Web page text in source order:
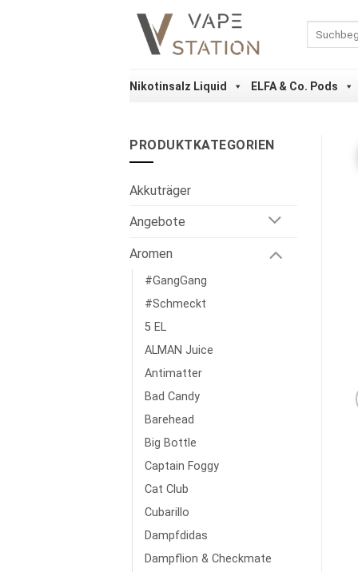
Nikotinsalz Liquid ELFA & Co. Pods
PRODUKTKATEGORIEN
Akkuträger
Angebote
Aromen
#GangGang
#Schmeckt
5 EL
ALMAN Juice
Antimatter
Bad Candy
Barehead
Big Bottle
Captain Foggy
Cat Club
Cubarillo
Dampfdidas
Dampflion & Checkmate